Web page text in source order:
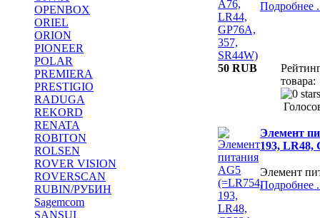
OPENBOX
ORIEL
ORION
PIONEER
POLAR
PREMIERA
PRESTIGIO
RADUGA
REKORD
RENATA
ROBITON
ROLSEN
ROVER VISION
ROVERSCAN
RUBIN/РУБИН
Sagemcom
SANSUI
Подробнее
50 RUB
товара:
Элемент
193, LR48,
Элемент
Подробнее